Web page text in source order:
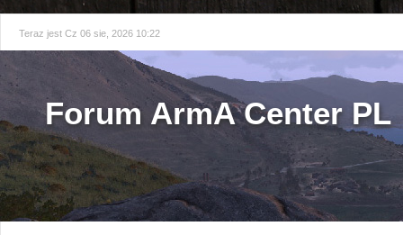
Teraz jest Cz 06 sie, 2026 10:22
Forum ArmA Center PL